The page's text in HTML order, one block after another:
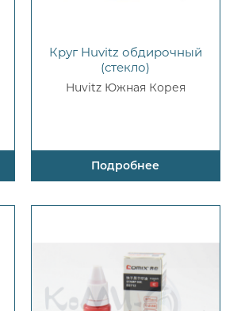
Круг Huvitz обдирочный
(стекло)
Huvitz Южная Корея
Подробнее